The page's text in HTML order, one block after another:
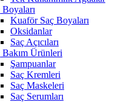
Boyaları
Kuaför Saç Boyaları
Oksidanlar
Saç Açıcıları
Bakım Ürünleri
Şampuanlar
Saç Kremleri
Saç Maskeleri
Saç Serumları